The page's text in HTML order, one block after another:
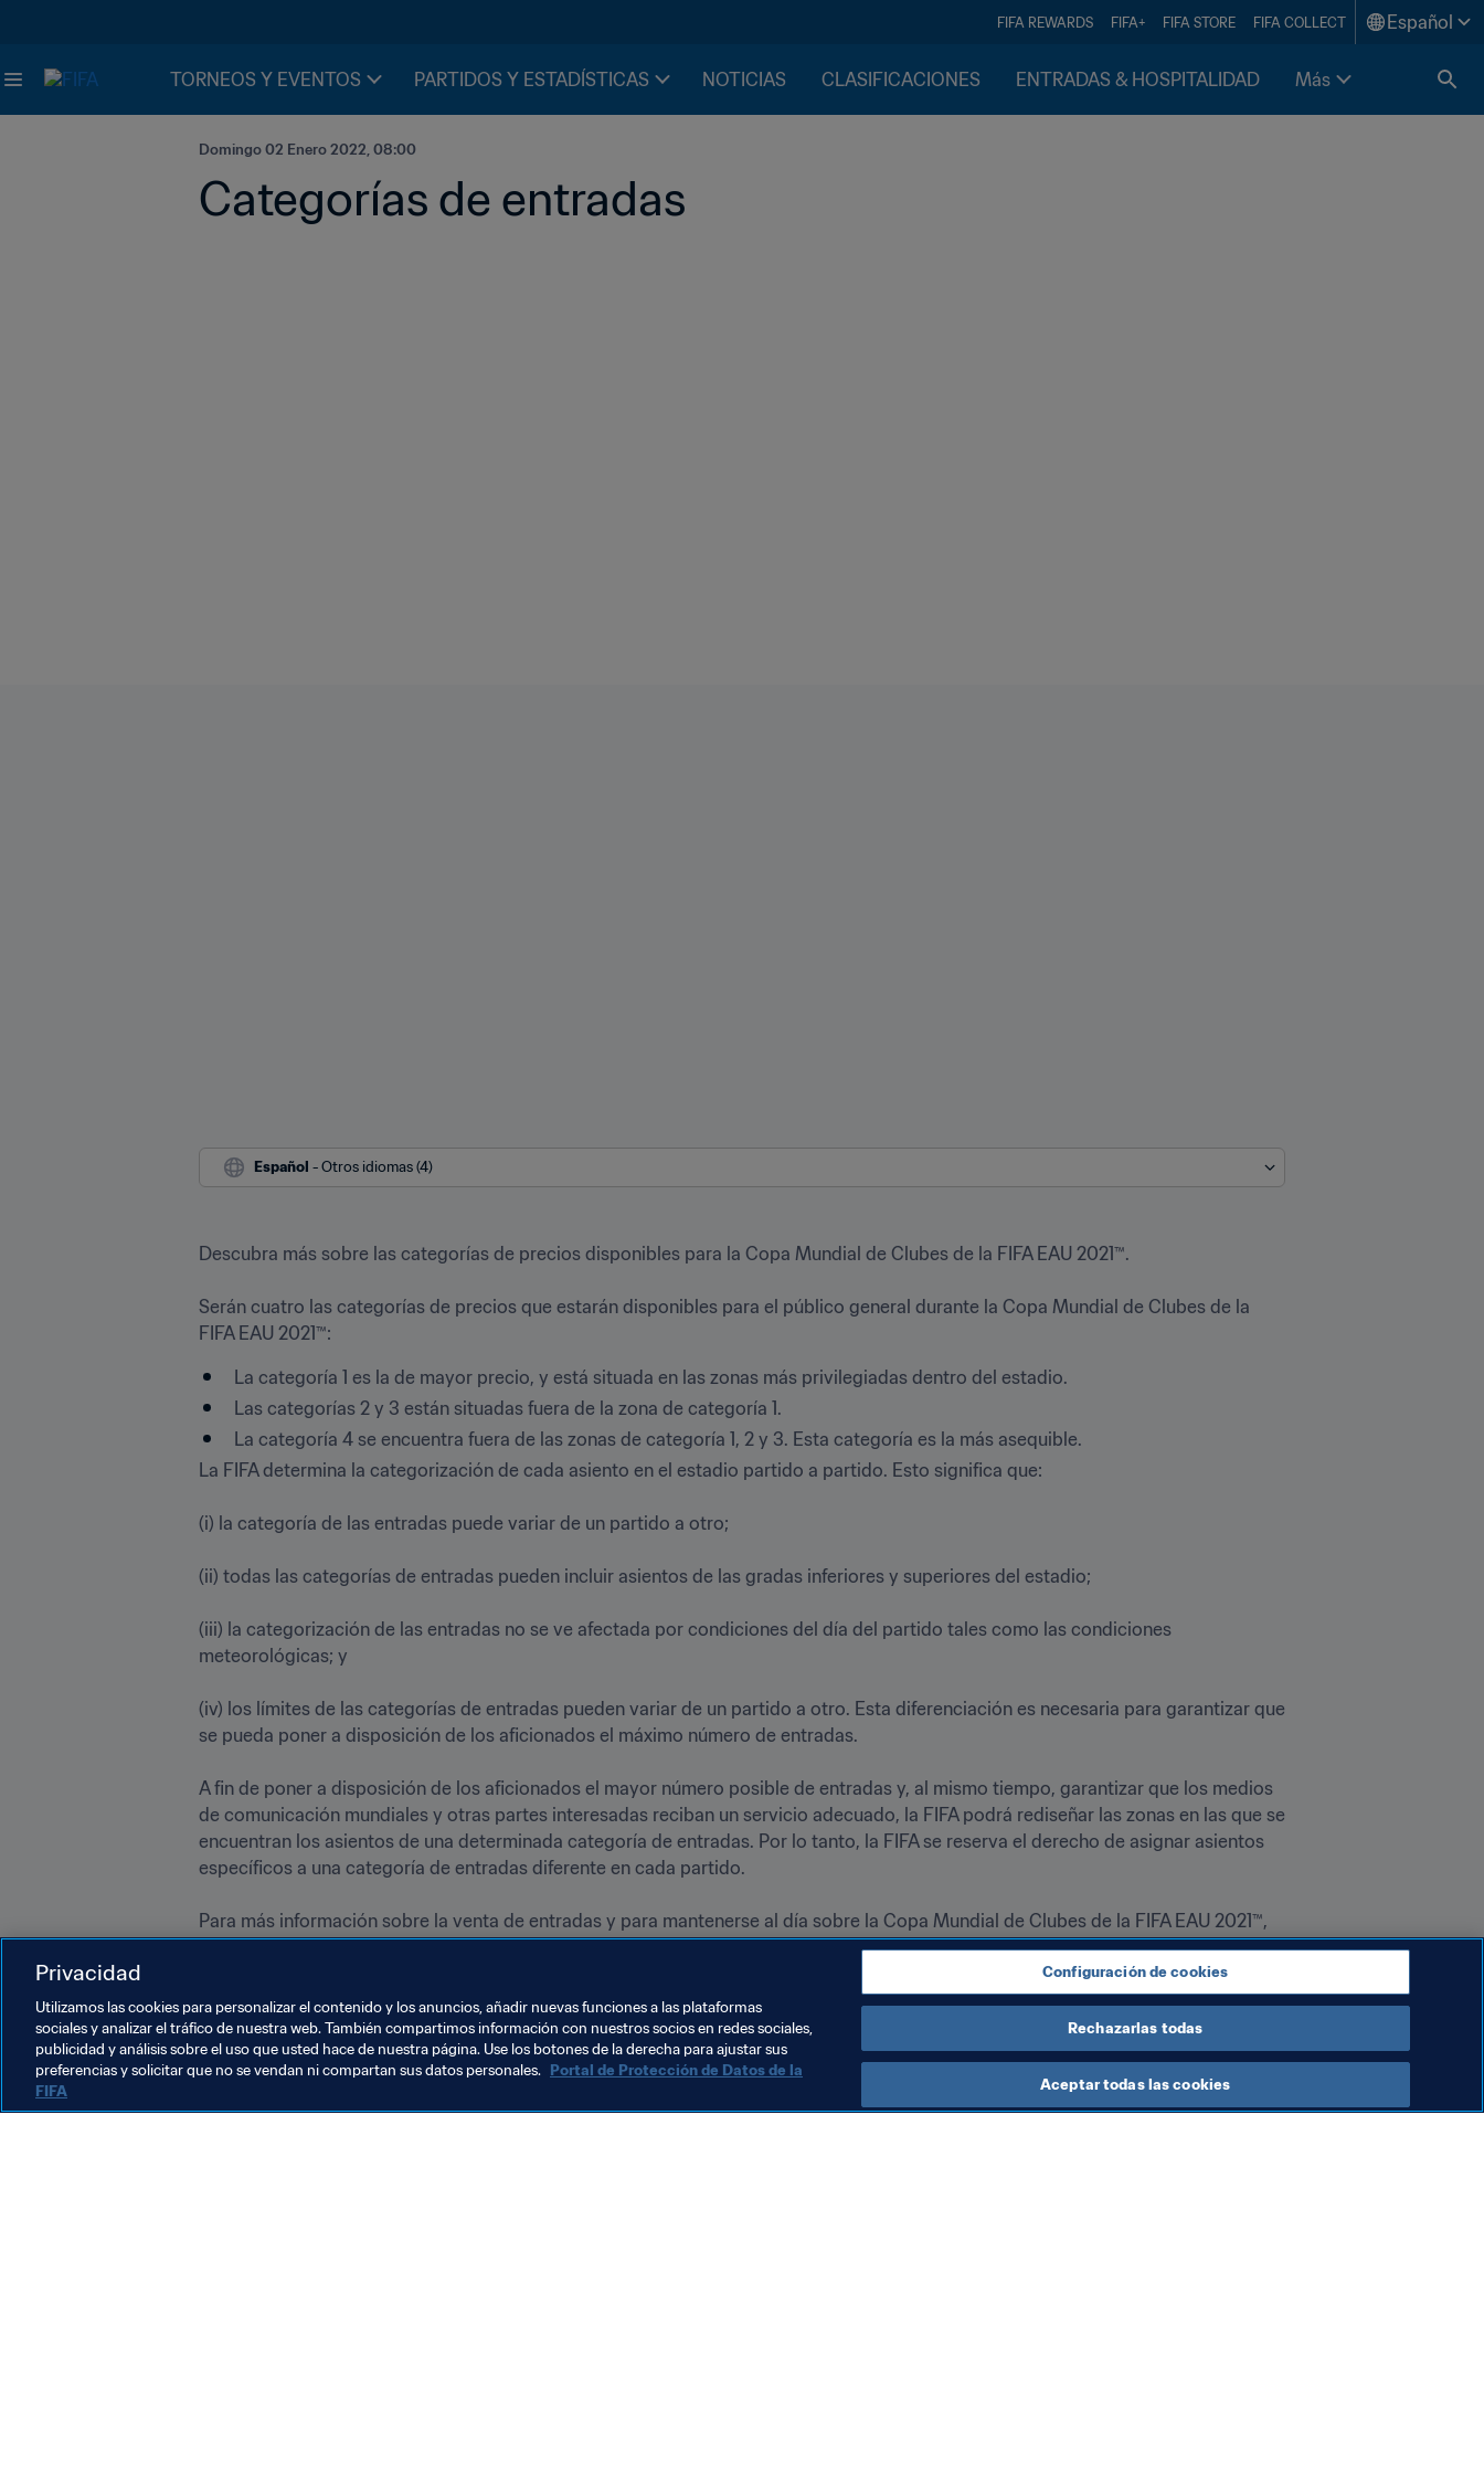
FIFA REWARDS FIFA+ FIFA STORE FIFA COLLECT Español
TORNEOS Y EVENTOS PARTIDOS Y ESTADÍSTICAS NOTICIAS CLASIFICACIONES ENTRADAS & HOSPITALIDAD Más
Domingo 02 Enero 2022, 08:00
Categorías de entradas
Español - Otros idiomas (4)
Descubra más sobre las categorías de precios disponibles para la Copa Mundial de Clubes de la FIFA EAU 2021™.
Serán cuatro las categorías de precios que estarán disponibles para el público general durante la Copa Mundial de Clubes de la
FIFA EAU 2021™:
La categoría 1 es la de mayor precio, y está situada en las zonas más privilegiadas dentro del estadio.
Las categorías 2 y 3 están situadas fuera de la zona de categoría 1.
La categoría 4 se encuentra fuera de las zonas de categoría 1, 2 y 3. Esta categoría es la más asequible.
La FIFA determina la categorización de cada asiento en el estadio partido a partido. Esto significa que:
(i) la categoría de las entradas puede variar de un partido a otro;
(ii) todas las categorías de entradas pueden incluir asientos de las gradas inferiores y superiores del estadio;
(iii) la categorización de las entradas no se ve afectada por condiciones del día del partido tales como las condiciones
meteorológicas; y
(iv) los límites de las categorías de entradas pueden variar de un partido a otro. Esta diferenciación es necesaria para garantizar que
se pueda poner a disposición de los aficionados el máximo número de entradas.
A fin de poner a disposición de los aficionados el mayor número posible de entradas y, al mismo tiempo, garantizar que los medios
de comunicación mundiales y otras partes interesadas reciban un servicio adecuado, la FIFA podrá rediseñar las zonas en las que se
encuentran los asientos de una determinada categoría de entradas. Por lo tanto, la FIFA se reserva el derecho de asignar asientos
específicos a una categoría de entradas diferente en cada partido.
Para más información sobre la venta de entradas y para mantenerse al día sobre la Copa Mundial de Clubes de la FIFA EAU 2021™,
visite regularmente FIFA.com/tickets.
Solicite aquí sus entradas
Privacidad
Utilizamos las cookies para personalizar el contenido y los anuncios, añadir nuevas funciones a las plataformas
sociales y analizar el tráfico de nuestra web. También compartimos información con nuestros socios en redes sociales,
publicidad y análisis sobre el uso que usted hace de nuestra página. Use los botones de la derecha para ajustar sus
preferencias y solicitar que no se vendan ni compartan sus datos personales. Portal de Protección de Datos de la
FIFA
Configuración de cookies
Rechazarlas todas
Aceptar todas las cookies